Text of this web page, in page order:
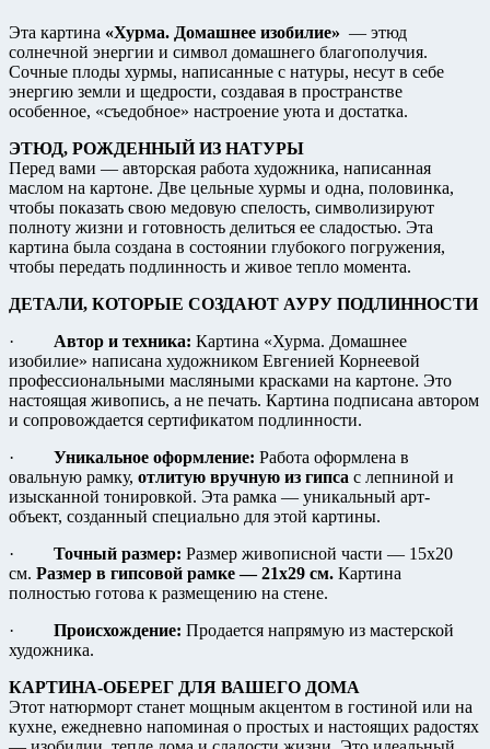
Эта картина «Хурма. Домашнее изобилие» — этюд
солнечной энергии и символ домашнего благополучия.
Сочные плоды хурмы, написанные с натуры, несут в себе
энергию земли и щедрости, создавая в пространстве
особенное, «съедобное» настроение уюта и достатка.
ЭТЮД, РОЖДЕННЫЙ ИЗ НАТУРЫ
Перед вами — авторская работа художника, написанная
маслом на картоне. Две цельные хурмы и одна, половинка,
чтобы показать свою медовую спелость, символизируют
полноту жизни и готовность делиться ее сладостью. Эта
картина была создана в состоянии глубокого погружения,
чтобы передать подлинность и живое тепло момента.
ДЕТАЛИ, КОТОРЫЕ СОЗДАЮТ АУРУ ПОДЛИННОСТИ
· Автор и техника: Картина «Хурма. Домашнее
изобилие» написана художником Евгенией Корнеевой
профессиональными масляными красками на картоне. Это
настоящая живопись, а не печать. Картина подписана автором
и сопровождается сертификатом подлинности.
· Уникальное оформление: Работа оформлена в
овальную рамку, отлитую вручную из гипса с лепниной и
изысканной тонировкой. Эта рамка — уникальный арт-
объект, созданный специально для этой картины.
· Точный размер: Размер живописной части — 15х20
см. Размер в гипсовой рамке — 21х29 см. Картина
полностью готова к размещению на стене.
· Происхождение: Продается напрямую из мастерской
художника.
КАРТИНА-ОБЕРЕГ ДЛЯ ВАШЕГО ДОМА
Этот натюрморт станет мощным акцентом в гостиной или на
кухне, ежедневно напоминая о простых и настоящих радостях